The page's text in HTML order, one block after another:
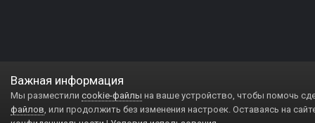
Важная информация
Мы разместили cookie-файлы на ваше устройство, чтобы помочь
файлов, или продолжить без изменения настроек. Оставаясь на